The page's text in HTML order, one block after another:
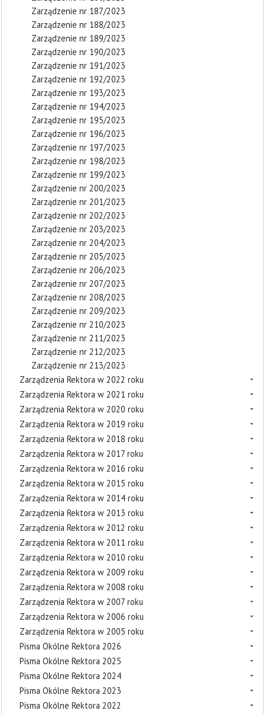
Zarządzenie nr 187/2023
Zarządzenie nr 188/2023
Zarządzenie nr 189/2023
Zarządzenie nr 190/2023
Zarządzenie nr 191/2023
Zarządzenie nr 192/2023
Zarządzenie nr 193/2023
Zarządzenie nr 194/2023
Zarządzenie nr 195/2023
Zarządzenie nr 196/2023
Zarządzenie nr 197/2023
Zarządzenie nr 198/2023
Zarządzenie nr 199/2023
Zarządzenie nr 200/2023
Zarządzenie nr 201/2023
Zarządzenie nr 202/2023
Zarządzenie nr 203/2023
Zarządzenie nr 204/2023
Zarządzenie nr 205/2023
Zarządzenie nr 206/2023
Zarządzenie nr 207/2023
Zarządzenie nr 208/2023
Zarządzenie nr 209/2023
Zarządzenie nr 210/2023
Zarządzenie nr 211/2023
Zarządzenie nr 212/2023
Zarządzenie nr 213/2023
Zarządzenia Rektora w 2022 roku
Zarządzenia Rektora w 2021 roku
Zarządzenia Rektora w 2020 roku
Zarządzenia Rektora w 2019 roku
Zarządzenia Rektora w 2018 roku
Zarządzenia Rektora w 2017 roku
Zarządzenia Rektora w 2016 roku
Zarządzenia Rektora w 2015 roku
Zarządzenia Rektora w 2014 roku
Zarządzenia Rektora w 2013 roku
Zarządzenia Rektora w 2012 roku
Zarządzenia Rektora w 2011 roku
Zarządzenia Rektora w 2010 roku
Zarządzenia Rektora w 2009 roku
Zarządzenia Rektora w 2008 roku
Zarządzenia Rektora w 2007 roku
Zarządzenia Rektora w 2006 roku
Zarządzenia Rektora w 2005 roku
Pisma Okólne Rektora 2026
Pisma Okólne Rektora 2025
Pisma Okólne Rektora 2024
Pisma Okólne Rektora 2023
Pisma Okólne Rektora 2022